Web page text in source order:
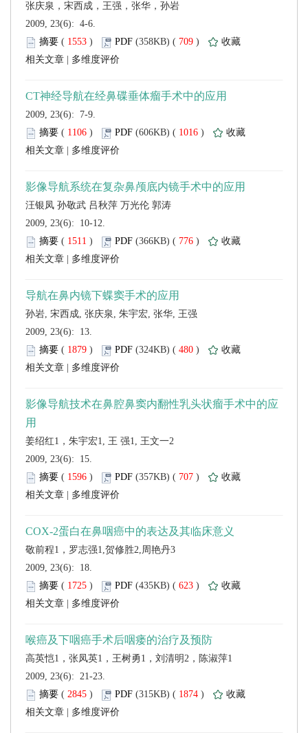
2009, 23(6): 4-6.
(
) 709 )
2009, 23(6): 7-9.
(
) 1016 )
2009, 23(6): 10-12.
(
) 776 )
2009, 23(6): 13.
(
) 480 )
2009, 23(6): 15.
(
) 707 )
2009, 23(6): 18.
(
) 623 )
2009, 23(6): 21-23.
(
) 1874 )